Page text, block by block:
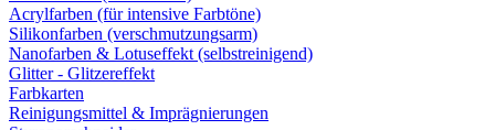
Acrylfarben (für intensive Farbtöne)
Silikonfarben (verschmutzungsarm)
Nanofarben & Lotuseffekt (selbstreinigend)
Glitter - Glitzereffekt
Farbkarten
Reinigungsmittel & Imprägnierungen